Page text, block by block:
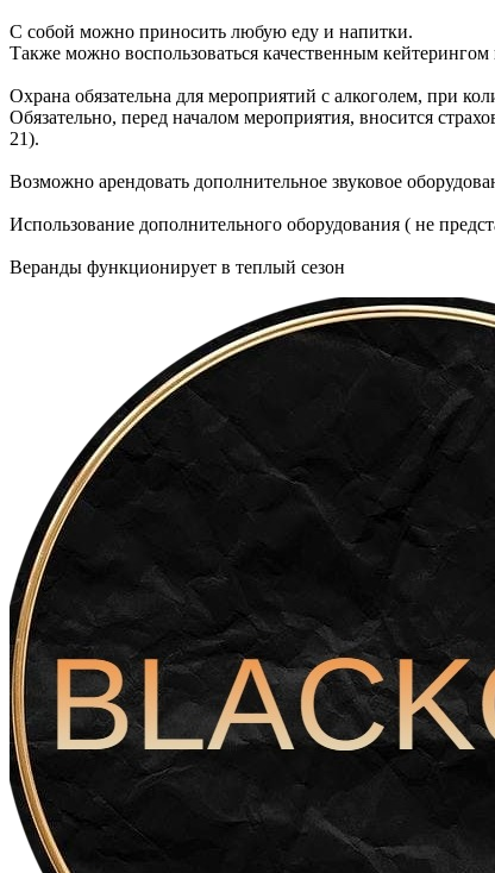
С собой можно приносить любую еду и напитки.
Также можно воспользоваться качественным
Охрана обязательна для мероприятий с алкоголем, при
Обязательно, перед началом мероприятия, вносится
21).
Возможно арендовать дополнительное звуковое
Использование дополнительного оборудования ( не
Веранды функционирует в теплый сезон